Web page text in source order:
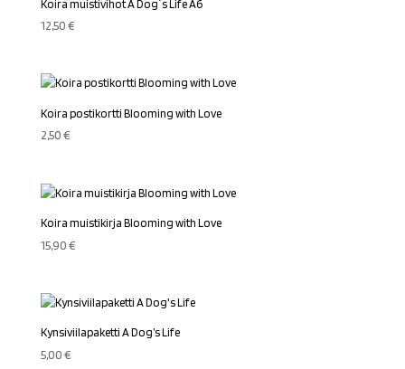
Koira muistivihot A Dog´s Life A6
12,50€
Koira postikortti Blooming with Love
2,50€
Koira muistikirja Blooming with Love
15,90€
Kynsiviilapaketti A Dog’s Life
5,00€